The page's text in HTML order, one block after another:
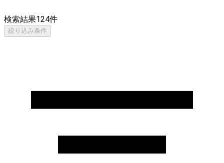
検索結果124件
絞り込み条件